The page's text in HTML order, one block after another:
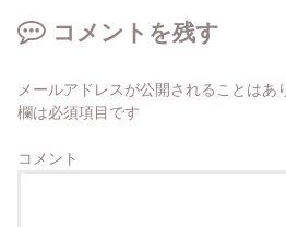
コメントを残す
メールアドレスが公開されることはあ
欄は必須項目です
コメント